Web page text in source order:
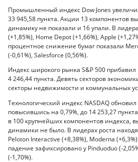
Промышленный индекс Dow Jones
33 945,58 пункта. Акции 13 компонентов
динамику не показали и 16 упали. В
(+1,85%), Home Depot (+1,66%), Apple
процентное снижение бумаг показали
(-0,61%), Salesforce (0,56%).
Индекс широкого рынка S&P 500 прибавил
4 246,44 пункта. Девять секторов
секторы недвижимости и коммунальных
Технологический индекс NASDAQ обновил
повысившись на 0,79%, до 14 253,27
в 100 крупнейших компонентов индекса,
динамики не было. В лидерах роста
Peloton Interactive (+8,38%), Moderna
падение зафиксировано у Pinduoduo (-
(-1,70%).